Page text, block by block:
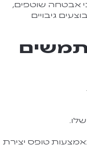
אבטחה שוטפים,
גיבויים
טופס יצירת